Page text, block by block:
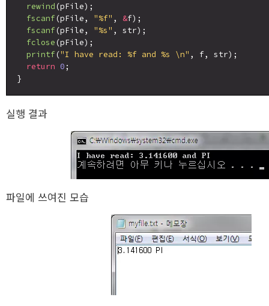
rewind (pFile);
fscanf (pFile, "%f" , &f);
fscanf (pFile, "%s" , str);
fclose (pFile);
printf ("I have read: %f and %s \n" , f, str);
return 0 ;
실행 결과
파일에 쓰여진 모습